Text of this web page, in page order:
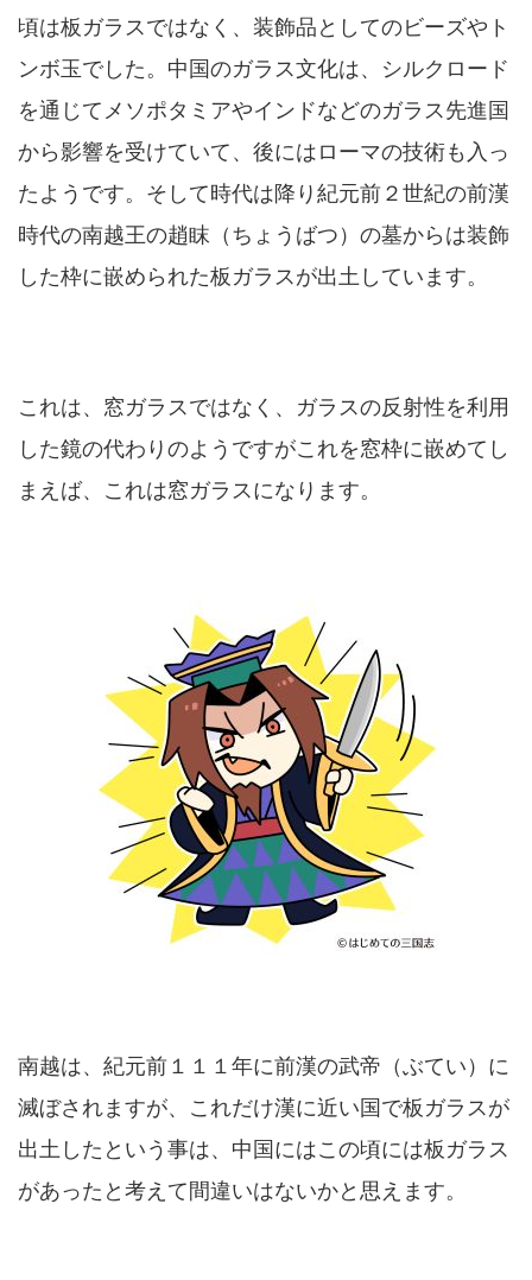
頃は板ガラスではなく、装飾品としてのビーズやト
ンボ玉でした。中国のガラス文化は、シルクロード
を通じてメソポタミアやインドなどのガラス先進国
から影響を受けていて、後にはローマの技術も入っ
たようです。そして時代は降り紀元前２世紀の前漢
時代の南越王の趙眜（ちょうばつ）の墓からは装飾
した枠に嵌められた板ガラスが出土しています。
これは、窓ガラスではなく、ガラスの反射性を利用
した鏡の代わりのようですがこれを窓枠に嵌めてし
まえば、これは窓ガラスになります。
南越は、紀元前１１１年に前漢の武帝（ぶてい）に
滅ぼされますが、これだけ漢に近い国で板ガラスが
出土したという事は、中国にはこの頃には板ガラス
があったと考えて間違いはないかと思えます。